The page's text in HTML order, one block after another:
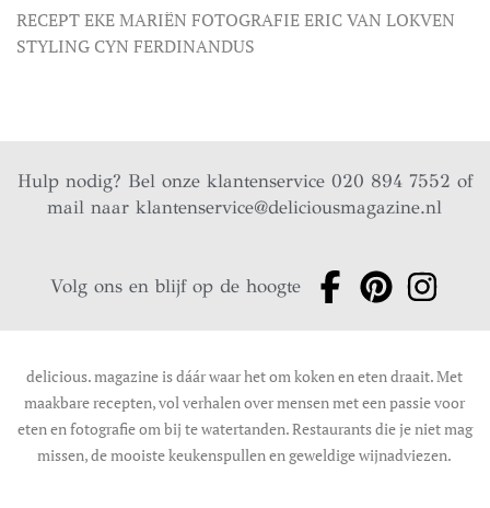
RECEPT EKE MARIËN FOTOGRAFIE ERIC VAN LOKVEN
STYLING CYN FERDINANDUS
Hulp nodig? Bel onze klantenservice 020 894 7552 of
mail naarklantenservice@deliciousmagazine.nl
Volg ons en blijf op de hoogte
delicious. magazine is dáár waar het om koken en eten draait. Met
maakbare recepten, vol verhalen over mensen met een passie voor
eten en fotografie om bij te watertanden. Restaurants die je niet mag
missen, de mooiste keukenspullen en geweldige wijnadviezen.